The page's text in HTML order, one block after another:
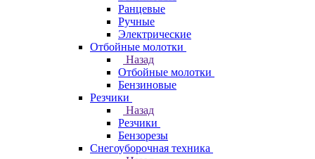
Ранцевые
Ручные
Электрические
Отбойные молотки
Назад
Отбойные молотки
Бензиновые
Резчики
Назад
Резчики
Бензорезы
Снегоуборочная техника